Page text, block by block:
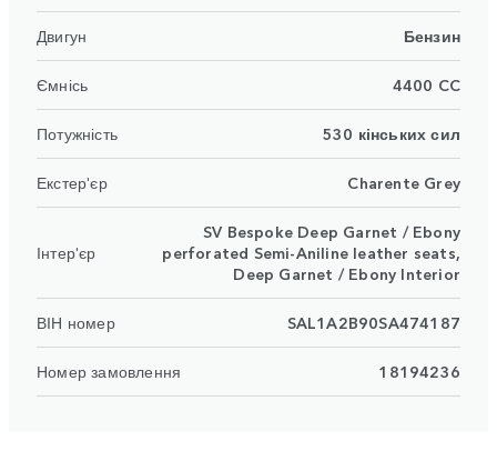
Двигун Бензин
Ємнісь 4400 CC
Потужність 530 кінських сил
Екстер'єр Charente Grey
Інтер'єр
SV Bespoke Deep Garnet / Ebony
perforated Semi-Aniline leather seats,
Deep Garnet / Ebony Interior
ВІН номер SAL1A2B90SA474187
Номер замовлення 18194236